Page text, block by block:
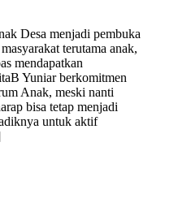
Desa menjadi pembuka
terutama anak,
mendapatkan
Yuniar berkomitmen
Anak, meski nanti
bisa tetap menjadi
untuk aktif